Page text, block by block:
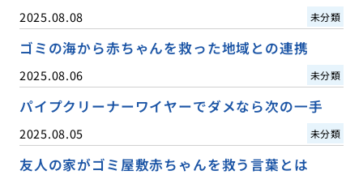
2025.08.08 未分類
ゴミの海から赤ちゃんを救った地域との連携
2025.08.06 未分類
パイプクリーナーワイヤーでダメなら次の一手
2025.08.05 未分類
友人の家がゴミ屋敷赤ちゃんを救う言葉とは